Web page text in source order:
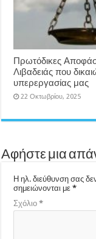
Πρωτόδικες
Λιβαδειάς που
υπερεργασίας μας
22 Οκτωβρίου, 2025
Αφήστε μια
Η ηλ. διεύθυνση σας
σημειώνονται με*
Σχόλιο*